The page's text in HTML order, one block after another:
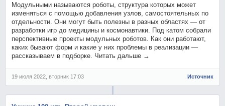
Модульными называются роботы, структура которых может
изменяться с помощью добавления узлов, самостоятельных по
отдельности. Они могут быть полезны в разных областях — от
разработки игр до медицины и космонавтики. Под катом собрали
перспективные проекты модульных роботов. Как они работают,
каких бывают форм и какие у них проблемы в реализации —
рассказываем в подборке. Читать дальше →
19 июля 2022, вторник 17:03 Источник